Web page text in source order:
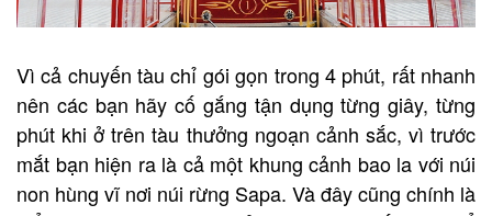
Vì cả chuyến tàu chỉ gói gọn trong 4 phút, rất nhanh
nên các bạn hãy cố gắng tận dụng từng giây, từng
phút khi ở trên tàu thưởng ngoạn cảnh sắc, vì trước
mắt bạn hiện ra là cả một khung cảnh bao la với núi
non hùng vĩ nơi núi rừng Sapa. Và đây cũng chính là